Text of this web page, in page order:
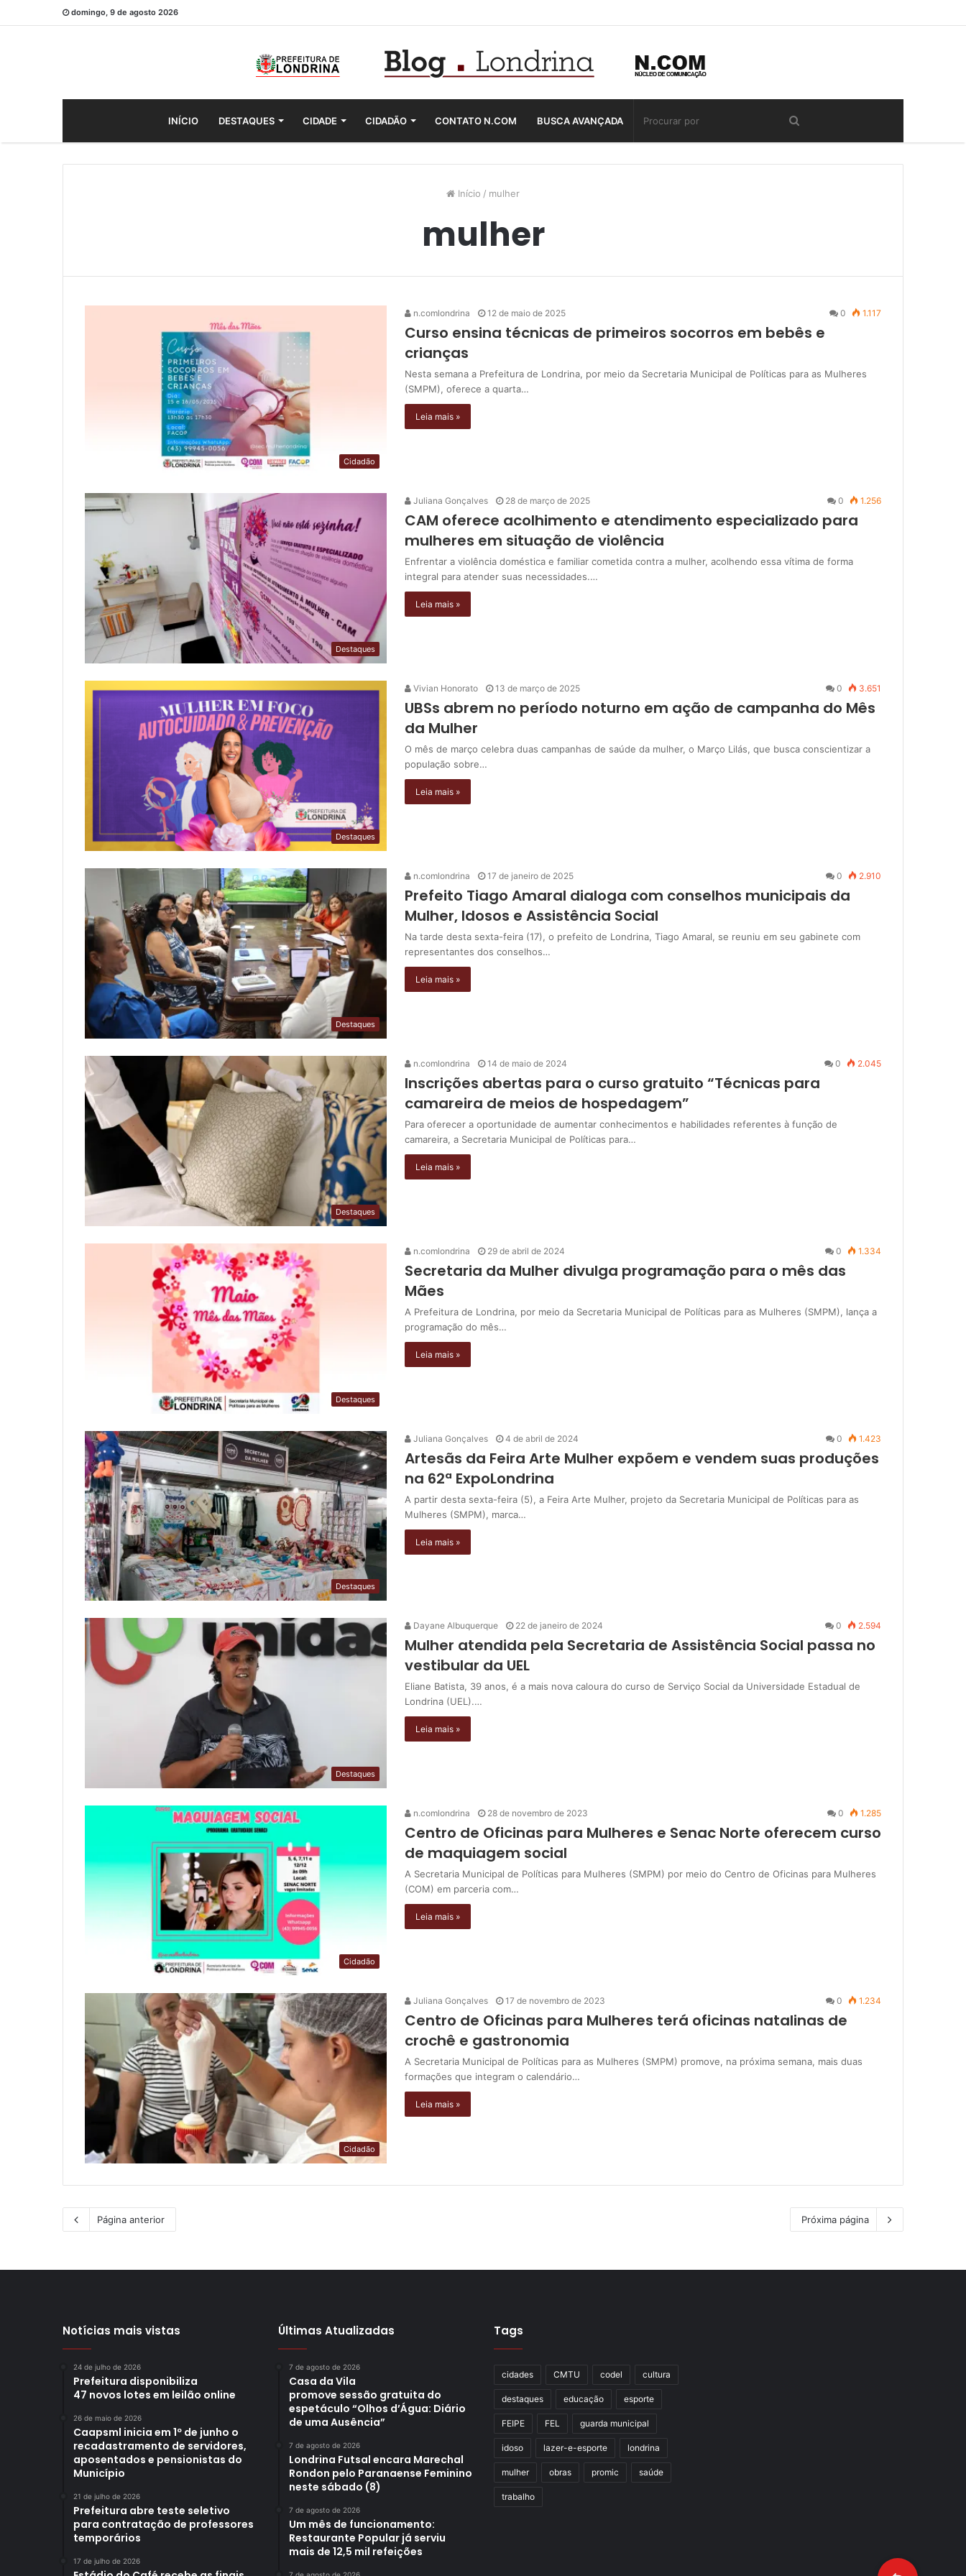
domingo, 9 de agosto 2026
INÍCIO DESTAQUES CIDADE CIDADÃO CONTATO N.COM BUSCA AVANÇADA
Início / mulher
mulher
Cidadão
n.comlondrina 12 de maio de 2025 0 1.117
Curso ensina técnicas de primeiros socorros em bebês e
crianças
Nesta semana a Prefeitura de Londrina, por meio da Secretaria Municipal de Políticas para as Mulheres
(SMPM), oferece a quarta…
Leia mais »
Destaques
Juliana Gonçalves 28 de março de 2025 0 1.256
CAM oferece acolhimento e atendimento especializado para
mulheres em situação de violência
Enfrentar a violência doméstica e familiar cometida contra a mulher, acolhendo essa vítima de forma
integral para atender suas necessidades.…
Leia mais »
Destaques
Vivian Honorato 13 de março de 2025 0 3.651
UBSs abrem no período noturno em ação de campanha do Mês
da Mulher
O mês de março celebra duas campanhas de saúde da mulher, o Março Lilás, que busca conscientizar a
população sobre…
Leia mais »
Destaques
n.comlondrina 17 de janeiro de 2025 0 2.910
Prefeito Tiago Amaral dialoga com conselhos municipais da
Mulher, Idosos e Assistência Social
Na tarde desta sexta-feira (17), o prefeito de Londrina, Tiago Amaral, se reuniu em seu gabinete com
representantes dos conselhos…
Leia mais »
Destaques
n.comlondrina 14 de maio de 2024 0 2.045
Inscrições abertas para o curso gratuito “Técnicas para
camareira de meios de hospedagem”
Para oferecer a oportunidade de aumentar conhecimentos e habilidades referentes à função de
camareira, a Secretaria Municipal de Políticas para…
Leia mais »
Destaques
n.comlondrina 29 de abril de 2024 0 1.334
Secretaria da Mulher divulga programação para o mês das
Mães
A Prefeitura de Londrina, por meio da Secretaria Municipal de Políticas para as Mulheres (SMPM), lança a
programação do mês…
Leia mais »
Destaques
Juliana Gonçalves 4 de abril de 2024 0 1.423
Artesãs da Feira Arte Mulher expõem e vendem suas produções
na 62ª ExpoLondrina
A partir desta sexta-feira (5), a Feira Arte Mulher, projeto da Secretaria Municipal de Políticas para as
Mulheres (SMPM), marca…
Leia mais »
Destaques
Dayane Albuquerque 22 de janeiro de 2024 0 2.594
Mulher atendida pela Secretaria de Assistência Social passa no
vestibular da UEL
Eliane Batista, 39 anos, é a mais nova caloura do curso de Serviço Social da Universidade Estadual de
Londrina (UEL).…
Leia mais »
Cidadão
n.comlondrina 28 de novembro de 2023 0 1.285
Centro de Oficinas para Mulheres e Senac Norte oferecem curso
de maquiagem social
A Secretaria Municipal de Políticas para Mulheres (SMPM) por meio do Centro de Oficinas para Mulheres
(COM) em parceria com…
Leia mais »
Cidadão
Juliana Gonçalves 17 de novembro de 2023 0 1.234
Centro de Oficinas para Mulheres terá oficinas natalinas de
crochê e gastronomia
A Secretaria Municipal de Políticas para as Mulheres (SMPM) promove, na próxima semana, mais duas
formações que integram o calendário…
Leia mais »
Página anterior Próxima página
Notícias mais vistas
24 de julho de 2026
Prefeitura disponibiliza
47 novos lotes em leilão online
26 de maio de 2026
Caapsml inicia em 1º de junho o
recadastramento de servidores,
aposentados e pensionistas do
Município
21 de julho de 2026
Prefeitura abre teste seletivo
para contratação de professores
temporários
17 de julho de 2026
Últimas Atualizadas
7 de agosto de 2026
Casa da Vila
promove sessão gratuita do
espetáculo “Olhos d’Água: Diário
de uma Ausência”
7 de agosto de 2026
Londrina Futsal encara Marechal
Rondon pelo Paranaense Feminino
neste sábado (8)
7 de agosto de 2026
Um mês de funcionamento:
Restaurante Popular já serviu
mais de 12,5 mil refeições
Tags
cidades CMTU codel cultura
destaques educação esporte
FEIPE FEL guarda municipal
idoso lazer-e-esporte londrina
mulher obras promic saúde
trabalho